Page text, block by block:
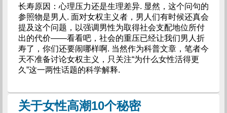
长寿原因：心理压力还是生理差异. 显然，这个问句的
参照物是男人. 面对女权主义者，男人们有时候还真会
提及这个问题，以强调男性为取得社会支配地位所付
出的代价——看看吧，社会的重压已经让我们男人折
寿了，你们还要闹哪样啊. 当然作为科普文章，笔者今
天不准备讨论女权主义，只关注“为什么女性活得更
久”这一两性话题的科学解释.
关于女性高潮10个秘密